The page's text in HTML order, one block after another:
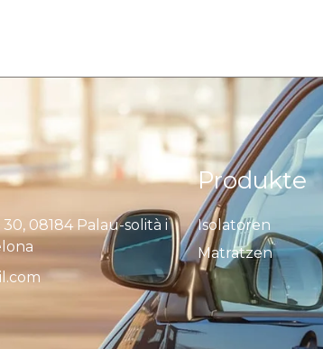
08184 Palau-solità i
Produkte
Isolatoren
Matratzen